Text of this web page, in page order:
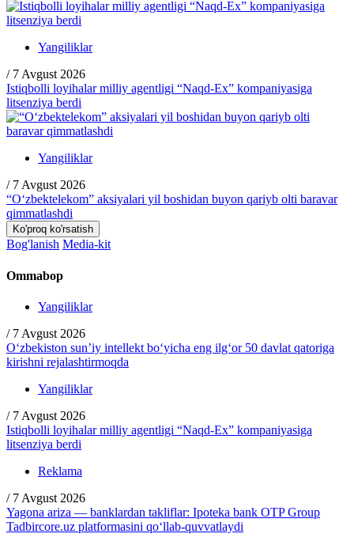
Yangiliklar
/ 7 Avgust 2026
Istiqbolli loyihalar milliy agentligi “Naqd-Ex” kompaniyasiga
litsenziya berdi
Yangiliklar
/ 7 Avgust 2026
“O‘zbektelekom” aksiyalari yil boshidan buyon qariyb olti baravar
qimmatlashdi
Ko'proq ko'rsatish
Bog'lanish Media-kit
Ommabop
Yangiliklar
/ 7 Avgust 2026
O‘zbekiston sun’iy intellekt bo‘yicha eng ilg‘or 50 davlat qatoriga
kirishni rejalashtirmoqda
Yangiliklar
/ 7 Avgust 2026
Istiqbolli loyihalar milliy agentligi “Naqd-Ex” kompaniyasiga
litsenziya berdi
Reklama
/ 7 Avgust 2026
Yagona ariza — banklardan takliflar: Ipoteka bank OTP Group
Tadbircore.uz platformasini qo‘llab-quvvatlaydi